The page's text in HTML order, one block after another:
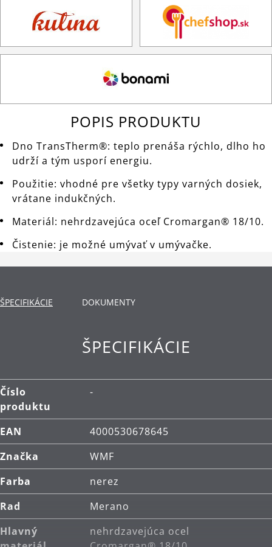
POPIS PRODUKTU
Dno TransTherm®: teplo prenáša rýchlo, dlho ho
udrží a tým usporí energiu.
Použitie: vhodné pre všetky typy varných dosiek,
vrátane indukčných.
Materiál: nehrdzavejúca oceľ Cromargan® 18/10.
Čistenie: je možné umývať v umývačke.
ŠPECIFIKÁCIE DOKUMENTY
ŠPECIFIKÁCIE
Číslo
produktu
-
EAN
4000530678645
Značka
WMF
Farba
nerez
Rad
Merano
Hlavný
nehrdzavejúca ocel